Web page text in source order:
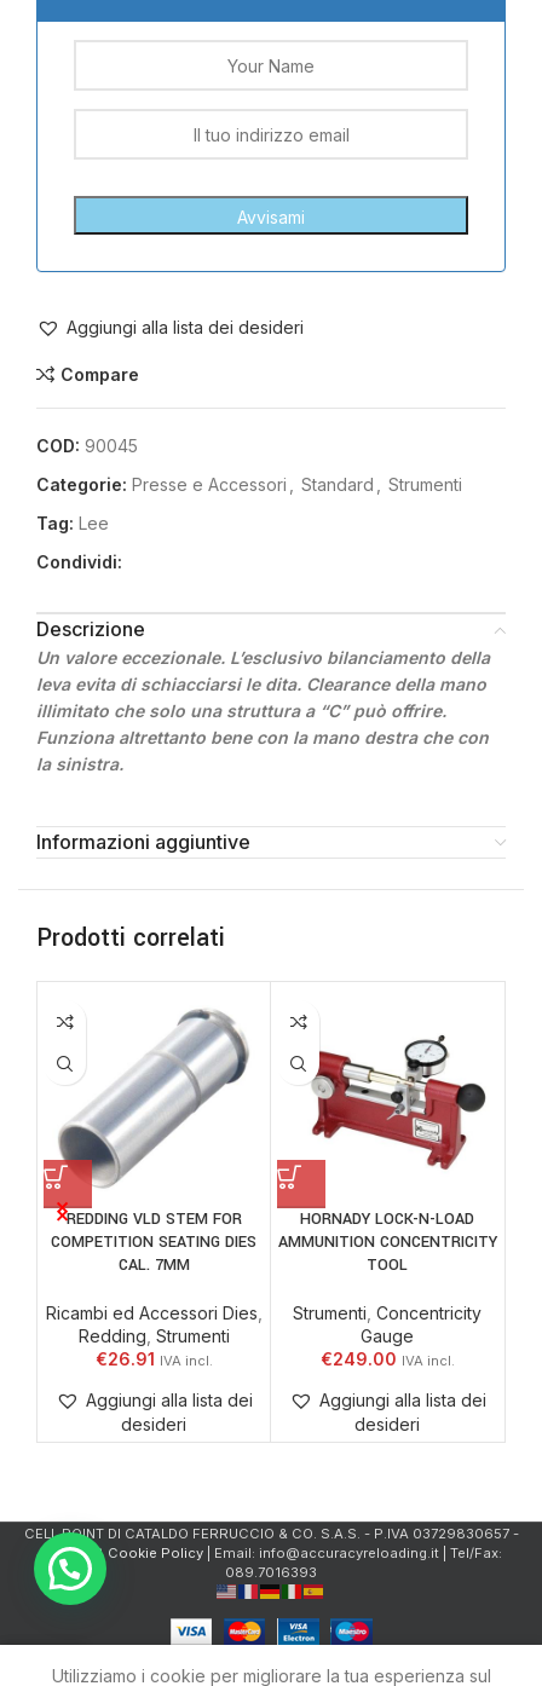
Aggiungi alla lista dei desideri
Compare
COD: 90045
Categorie: Presse e Accessori Standard
Strumenti
Tag: Lee
Condividi:
Descrizione
Un valore eccezionale. L’esclusivo bilanciamento della
leva evita di schiacciarsi le dita. Clearance della mano
illimitato che solo una struttura a “C” può offrire.
Funziona altrettanto bene con la mano destra che con
la sinistra.
Informazioni aggiuntive
Prodotti correlati
REDDING VLD STEM FOR
COMPETITION SEATING DIES
CAL. 7MM
Ricambi ed Accessori Dies
Redding Strumenti
€26.91
Aggiungi alla lista dei
desideri
HORNADY LOCK-N-LOAD
AMMUNITION CONCENTRICITY
TOOL
Strumenti Concentricity
Gauge
€249.00
Aggiungi alla lista dei
desideri
CELL.POINT DI CATALDO FERRUCCIO & CO. S.A.S. - P.IVA 03729830657 -
Privacy & Cookie Policy| Email: info@accuracyreloading.it | Tel/Fax:
089.7016393
Utilizziamo i cookie per migliorare la tua esperienza sul